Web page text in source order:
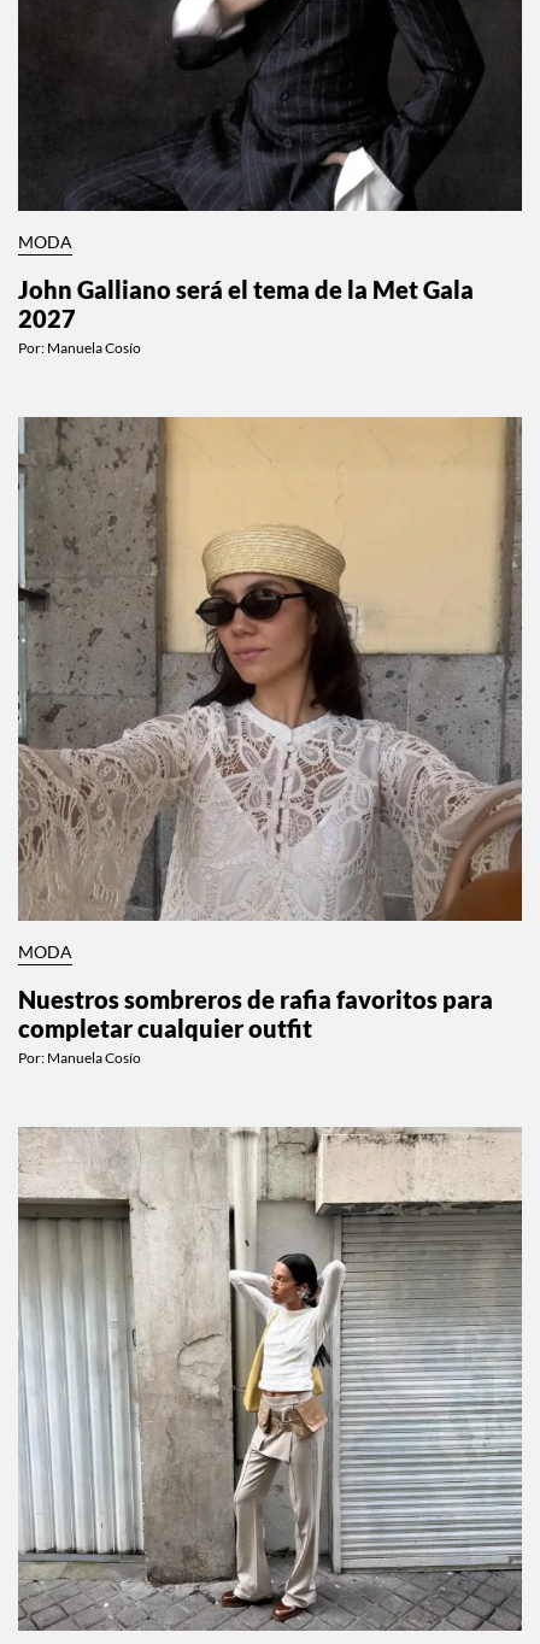
MODA
John Galliano será el tema de la Met Gala
2027
Por: Manuela Cosío
MODA
Nuestros sombreros de rafia favoritos para
completar cualquier outfit
Por: Manuela Cosío